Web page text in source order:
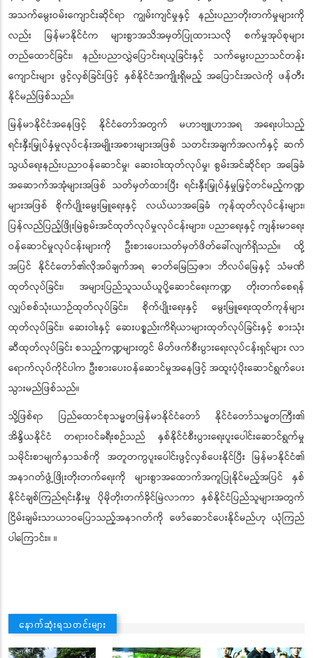
အသက်မွေးဝမ်းကျောင်းဆိုင်ရာ ကျွမ်းကျင်မှုနှင့် နည်းပညာတိုးတက်မှုများကို
လည်း မြန်မာနိုင်ငံက များစွာအသိအမှတ်ပြုထားသလို စက်မှုအုပ်စုများ
တည်ထောင်ခြင်း၊ နည်းပညာလွှဲပြောင်းရယူခြင်းနှင့် သက်မွေးပညာသင်တန်း
ကျောင်းများ ဖွင့်လှစ်ခြင်းဖြင့် နှစ်နိုင်ငံအကျိုးရှိမည့် အပြောင်းအလဲကို ဖန်တီး
နိုင်မည်ဖြစ်သည်။
မြန်မာနိုင်ငံအနေဖြင့် နိုင်ငံတော်အတွက် မဟာဗျူဟာအရ အရေးပါသည့်
ရင်းနှီးမြှုပ်နှံမှုလုပ်ငန်းအမျိုးအစားများအဖြစ် သတင်းအချက်အလက်နှင့် ဆက်
သွယ်ရေးနည်းပညာဝန်ဆောင်မှု၊ ဆေးဝါးထုတ်လုပ်မှု၊ စွမ်းအင်ဆိုင်ရာ အခြေခံ
အဆောက်အအုံများအဖြစ် သတ်မှတ်ထားပြီး ရင်းနှီးမြှုပ်နှံမှုမြှင့်တင်မည့်ကဏ္ဍ
များအဖြစ် စိုက်ပျိုးမွေးမြူရေးနှင့် လယ်ယာအခြေခံ ကုန်ထုတ်လုပ်ငန်းများ၊
ပြန်လည်ပြည့်ဖြိုးမြဲစွမ်းအင်ထုတ်လုပ်မှုလုပ်ငန်းများ၊ ပညာရေးနှင့် ကျန်းမာရေး
ဝန်ဆောင်မှုလုပ်ငန်းများကို ဦးစားပေးသတ်မှတ်ဖိတ်ခေါ်လျက်ရှိသည်။ ထို့
အပြင် နိုင်ငံတော်၏လိုအပ်ချက်အရ ဓာတ်မြေဩဇာ၊ ဘိလပ်မြေနှင့် သံမဏိ
ထုတ်လုပ်ခြင်း၊ အများပြည်သူသယ်ယူပို့ဆောင်ရေးကဏ္ဍ တိုးတက်စေရန်
လျှပ်စစ်သုံးယာဉ်ထုတ်လုပ်ခြင်း၊ စိုက်ပျိုးရေးနှင့် မွေးမြူရေးထုတ်ကုန်များ
ထုတ်လုပ်ခြင်း၊ ဆေးဝါးနှင့် ဆေးပစ္စည်းကိရိယာများထုတ်လုပ်ခြင်းနှင့် စားသုံး
ဆီထုတ်လုပ်ခြင်း စသည့်ကဏ္ဍများတွင် မိတ်ဖက်စီးပွားရေးလုပ်ငန်းရှင်များ လာ
ရောက်လုပ်ကိုင်ပါက ဦးစားပေးဝန်ဆောင်မှုအနေဖြင့် အထူးပံ့ပိုးဆောင်ရွက်ပေး
သွားမည်ဖြစ်သည်။
သို့ဖြစ်ရာ ပြည်ထောင်စုသမ္မတမြန်မာနိုင်ငံတော် နိုင်ငံတော်သမ္မတကြီး၏
အိန္ဒိယနိုင်ငံ တရားဝင်ခရီးစဉ်သည် နှစ်နိုင်ငံစီးပွားရေးပူးပေါင်းဆောင်ရွက်မှု
သမိုင်းစာမျက်နှာသစ်ကို အတူတကွပူးပေါင်းဖွင့်လှစ်ပေးနိုင်ပြီး မြန်မာနိုင်ငံ၏
အနာဂတ်ဖွံ့ဖြိုးတိုးတက်ရေးကို များစွာအထောက်အကူပြုနိုင်မည့်အပြင် နှစ်
နိုင်ငံချစ်ကြည်ရင်းနှီးမှု ပိုမိုတိုးတက်ခိုင်မြဲလာကာ နှစ်နိုင်ငံပြည်သူများအတွက်
ငြိမ်းချမ်းသာယာဝပြောသည့်အနာဂတ်ကို ဖော်ဆောင်ပေးနိုင်မည်ဟု ယုံကြည်
ပါကြောင်း။ ။
နောက်ဆုံးရသတင်းများ